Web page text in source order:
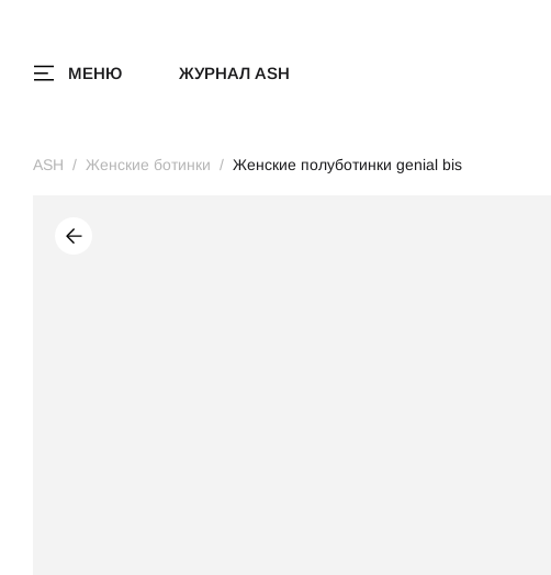
МЕНЮ ЖУРНАЛ ASH
ASH Женские ботинки Женские полуботинки genial bis